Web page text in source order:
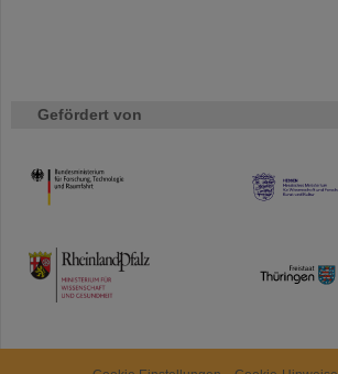
Gefördert von
HMWK
TMWWDG